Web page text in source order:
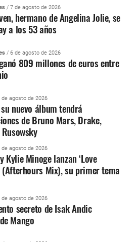
/ 7 de agosto de 2026
hermano de Angelina Jolie, se
a los 53 años
/ 6 de agosto de 2026
809 millones de euros entre
de agosto de 2026
nuevo álbum tendrá
de Bruno Mars, Drake,
de agosto de 2026
Kylie Minoge lanzan ‘Love
Mix), su primer tema
de agosto de 2026
secreto de Isak Andic
Mango